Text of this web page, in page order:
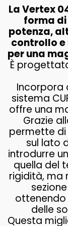
La Vertex
forma
potenza,
controllo e
per una
È
Incorpora
sistema
offre una
Grazie
permette di
sul lato
introdurre
quella del
rigidità, ma
ottenendo
delle
Questa